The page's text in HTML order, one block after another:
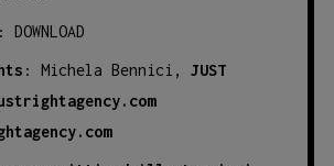
DOWNLOAD
: Michela Bennici, JUST